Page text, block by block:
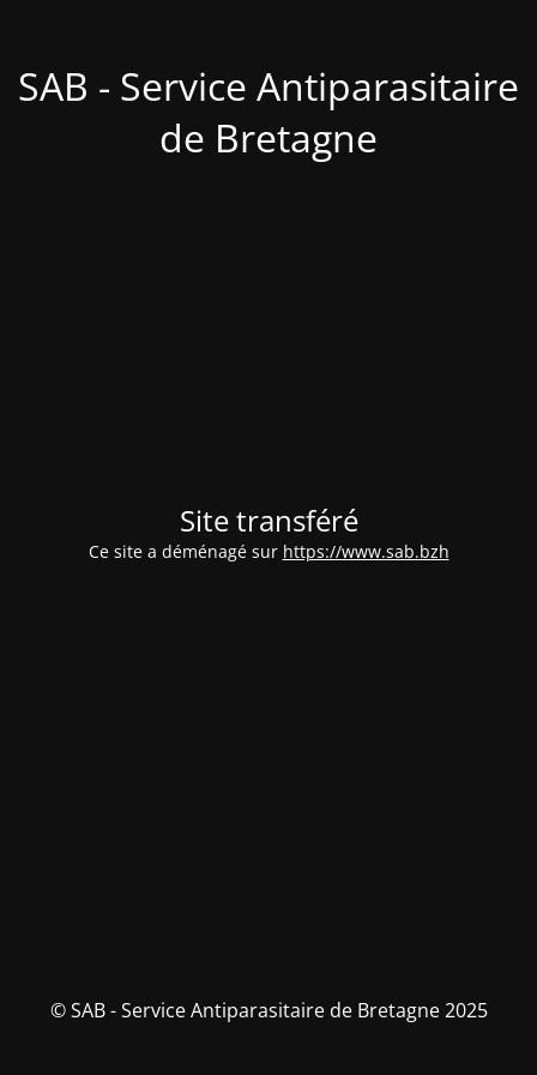
SAB - Service Antiparasitaire
de Bretagne
Site transféré
Ce site a déménagé sur https://www.sab.bzh
© SAB - Service Antiparasitaire de Bretagne 2025